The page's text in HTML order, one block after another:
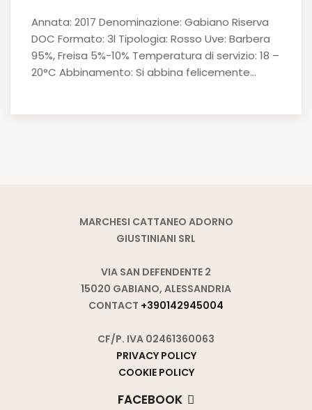
Annata: 2017 Denominazione: Gabiano Riserva
DOC Formato: 3l Tipologia: Rosso Uve: Barbera
95%, Freisa 5%-10% Temperatura di servizio: 18 –
20°C Abbinamento: Si abbina felicemente…
MARCHESI CATTANEO ADORNO
GIUSTINIANI SRL
VIA SAN DEFENDENTE 2
15020 GABIANO, ALESSANDRIA
CONTACT +390142945004
CF/P. IVA 02461360063
PRIVACY POLICY
COOKIE POLICY
FACEBOOK